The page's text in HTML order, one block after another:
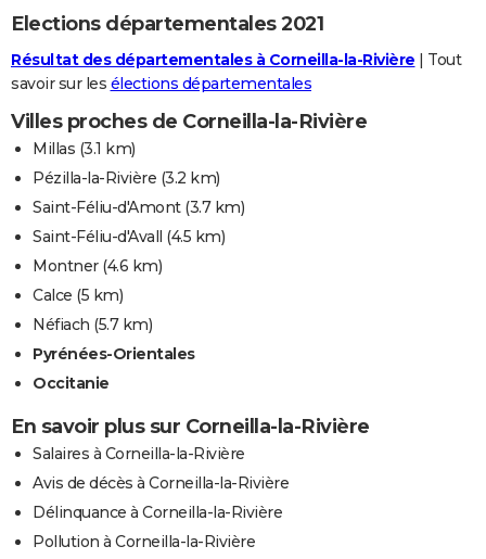
Elections départementales 2021
Résultat des départementales à Corneilla-la-Rivière | Tout
savoir sur les élections départementales
Villes proches de Corneilla-la-Rivière
Millas (3.1 km)
Pézilla-la-Rivière (3.2 km)
Saint-Féliu-d'Amont(3.7 km)
Saint-Féliu-d'Avall (4.5 km)
Montner(4.6 km)
Calce (5 km)
Néfiach (5.7 km)
Pyrénées-Orientales
Occitanie
En savoir plus sur Corneilla-la-Rivière
Salaires à Corneilla-la-Rivière
Avis de décès à Corneilla-la-Rivière
Délinquance à Corneilla-la-Rivière
Pollution à Corneilla-la-Rivière